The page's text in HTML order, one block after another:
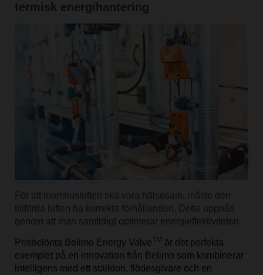
termisk energihantering
För att inomhusluften ska vara hälsosam, måste den
tillförda luften ha korrekta förhållanden. Detta uppnås
genom att man samtidigt optimerar energieffektiviteten.
Prisbelönta Belimo Energy ValveTM är det perfekta
exemplet på en innovation från Belimo som kombinerar
intelligens med ett ställdon, flödesgivare och en